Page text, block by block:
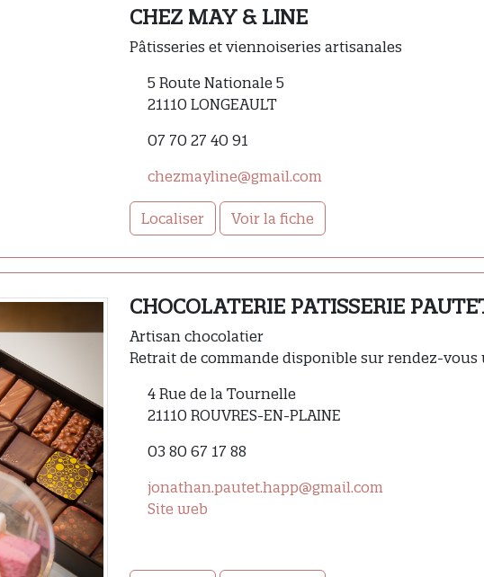
CHEZ MAY & LINE
Pâtisseries et viennoiseries artisanales
5 Route Nationale 5
21110 LONGEAULT
07 70 27 40 91
chezmayline@gmail.com
Localiser Voir la fiche
CHOCOLATERIE PATISSERIE
Artisan chocolatier
Retrait de commande disponible sur rendez-
4 Rue de la Tournelle
21110 ROUVRES-EN-PLAINE
03 80 67 17 88
jonathan.pautet.happ@gmail.com
Site web